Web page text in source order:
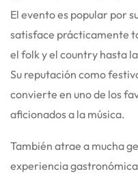
El evento es popular por
satisface prácticamente
el folk y el country hasta
Su reputación como
convierte en uno de los
aficionados a la música.
También atrae a mucha
experiencia